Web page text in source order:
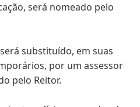
será nomeado pelo
substituído, em suas
por um assessor
pelo Reitor.